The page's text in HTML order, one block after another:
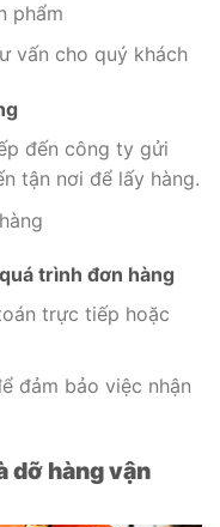
phẩm
vấn cho quý khách
đến công ty gửi
tận nơi để lấy hàng.
trình đơn hàng
trực tiếp hoặc
đảm bảo việc nhận
dỡ hàng vận